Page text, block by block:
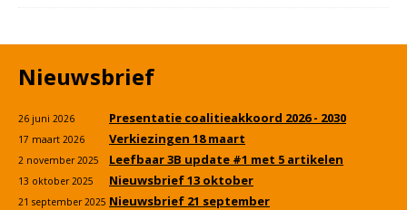
Nieuwsbrief
26 juni 2026 Presentatie coalitieakkoord 2026 - 2030
17 maart 2026 Verkiezingen 18 maart
2 november 2025 Leefbaar 3B update #1 met 5 artikelen
13 oktober 2025 Nieuwsbrief 13 oktober
21 september 2025 Nieuwsbrief 21 september